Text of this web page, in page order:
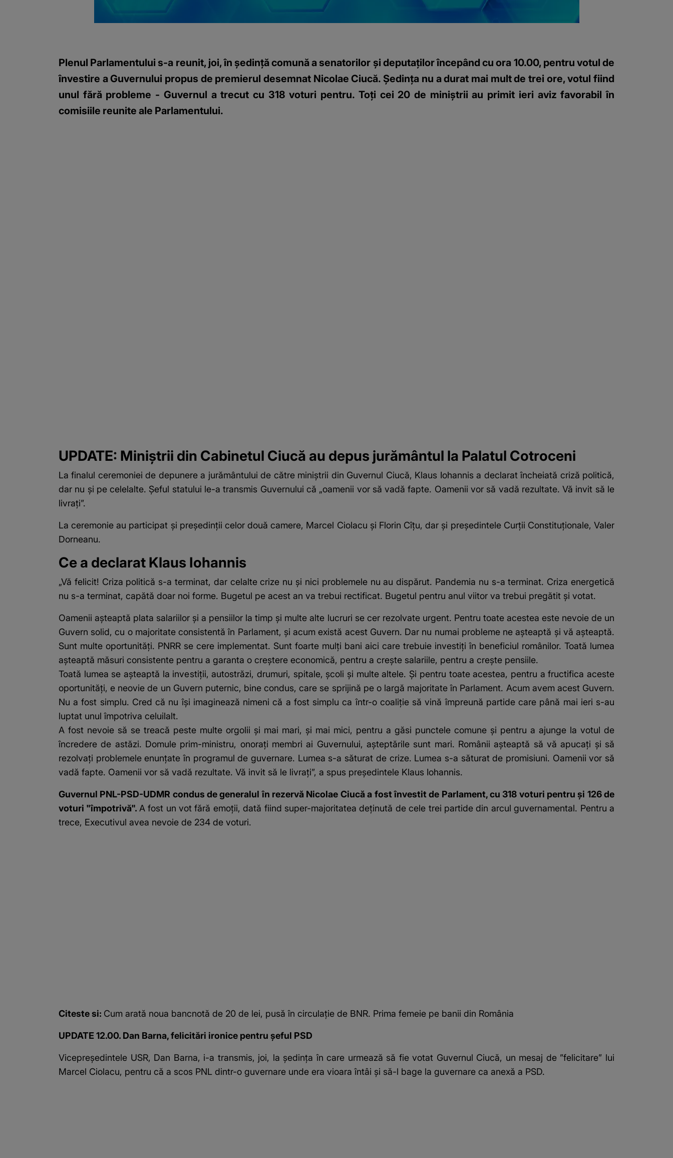
Plenul Parlamentului s-a reunit, joi, în şedinţă comună a senatorilor și deputaților începând cu ora 10.00, pentru votul de
învestire a Guvernului propus de premierul desemnat Nicolae Ciucă. Ședința nu a durat mai mult de trei ore, votul fiind
unul fără probleme - Guvernul a trecut cu 318 voturi pentru. Toți cei 20 de miniștrii au primit ieri aviz favorabil în
comisiile reunite ale Parlamentului.
UPDATE: Miniștrii din Cabinetul Ciucă au depus jurământul la Palatul Cotroceni
La finalul ceremoniei de depunere a jurământului de către miniștrii din Guvernul Ciucă, Klaus Iohannis a declarat încheiată criză politică,
dar nu și pe celelalte. Șeful statului le-a transmis Guvernului că „oamenii vor să vadă fapte. Oamenii vor să vadă rezultate. Vă invit să le
livrați”.
La ceremonie au participat și președinții celor două camere, Marcel Ciolacu și Florin Cîțu, dar și președintele Curții Constituționale, Valer
Dorneanu.
Ce a declarat Klaus Iohannis
„Vă felicit! Criza politică s-a terminat, dar celalte crize nu şi nici problemele nu au dispărut. Pandemia nu s-a terminat. Criza energetică
nu s-a terminat, capătă doar noi forme. Bugetul pe acest an va trebui rectificat. Bugetul pentru anul viitor va trebui pregătit şi votat.
Oamenii aşteaptă plata salariilor şi a pensiilor la timp şi multe alte lucruri se cer rezolvate urgent. Pentru toate acestea este nevoie de un
Guvern solid, cu o majoritate consistentă în Parlament, şi acum există acest Guvern. Dar nu numai probleme ne aşteaptă şi vă aşteaptă.
Sunt multe oportunităţi. PNRR se cere implementat. Sunt foarte mulţi bani aici care trebuie investiţi în beneficiul românilor. Toată lumea
aşteaptă măsuri consistente pentru a garanta o creştere economică, pentru a creşte salariile, pentru a creşte pensiile.
Toată lumea se aşteaptă la investiţii, autostrăzi, drumuri, spitale, şcoli şi multe altele. Şi pentru toate acestea, pentru a fructifica aceste
oportunităţi, e neovie de un Guvern puternic, bine condus, care se sprijină pe o largă majoritate în Parlament. Acum avem acest Guvern.
Nu a fost simplu. Cred că nu îşi imaginează nimeni că a fost simplu ca într-o coaliţie să vină împreună partide care până mai ieri s-au
luptat unul împotriva celuilalt.
A fost nevoie să se treacă peste multe orgolii şi mai mari, şi mai mici, pentru a găsi punctele comune şi pentru a ajunge la votul de
încredere de astăzi. Domule prim-ministru, onoraţi membri ai Guvernului, aşteptările sunt mari. Românii aşteaptă să vă apucaţi şi să
rezolvaţi problemele enunţate în programul de guvernare. Lumea s-a săturat de crize. Lumea s-a săturat de promisiuni. Oamenii vor să
vadă fapte. Oamenii vor să vadă rezultate. Vă invit să le livraţi”, a spus președintele Klaus Iohannis.
Guvernul PNL-PSD-UDMR condus de generalul în rezervă Nicolae Ciucă a fost învestit de Parlament, cu 318 voturi pentru și 126 de
voturi "împotrivă". A fost un vot fără emoții, dată fiind super-majoritatea deținută de cele trei partide din arcul guvernamental. Pentru a
trece, Executivul avea nevoie de 234 de voturi.
Citeste si: Cum arată noua bancnotă de 20 de lei, pusă în circulație de BNR. Prima femeie pe banii din România
UPDATE 12.00. Dan Barna, felicitări ironice pentru șeful PSD
Vicepreşedintele USR, Dan Barna, i-a transmis, joi, la şedinţa în care urmează să fie votat Guvernul Ciucă, un mesaj de ”felicitare” lui
Marcel Ciolacu, pentru că a scos PNL dintr-o guvernare unde era vioara întâi şi să-l bage la guvernare ca anexă a PSD.